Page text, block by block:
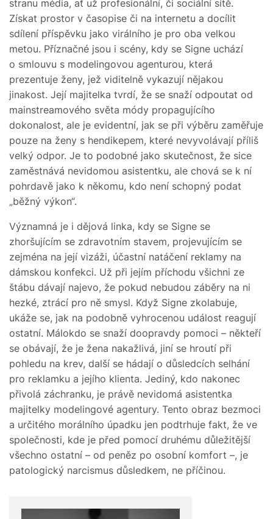
stranu média, ať už profesionální, či sociální sítě.
Získat prostor v časopise či na internetu a docílit
sdílení příspěvku jako virálního je pro oba velkou
metou. Příznačné jsou i scény, kdy se Signe uchází
o smlouvu s modelingovou agenturou, která
prezentuje ženy, jež viditelně vykazují nějakou
jinakost. Její majitelka tvrdí, že se snaží odpoutat od
mainstreamového světa módy propagujícího
dokonalost, ale je evidentní, jak se při výběru zaměřuje
pouze na ženy s hendikepem, které nevyvolávají příliš
velký odpor. Je to podobné jako skutečnost, že sice
zaměstnává nevidomou asistentku, ale chová se k ní
pohrdavě jako k někomu, kdo není schopný podat
„běžný výkon“.
Významná je i dějová linka, kdy se Signe se
zhoršujícím se zdravotním stavem, projevujícím se
zejména na její vizáži, účastní natáčení reklamy na
dámskou konfekci. Už při jejím příchodu všichni ze
štábu dávají najevo, že pokud nebudou záběry na ni
hezké, ztrácí pro ně smysl. Když Signe zkolabuje,
ukáže se, jak na podobně vyhrocenou událost reagují
ostatní. Málokdo se snaží doopravdy pomoci – někteří
se obávají, že je žena nakažlivá, jiní se hroutí při
pohledu na krev, další se hádají o důsledcích selhání
pro reklamku a jejího klienta. Jediný, kdo nakonec
přivolá záchranku, je právě nevidomá asistentka
majitelky modelingové agentury. Tento obraz bezmoci
a určitého morálního úpadku jen podtrhuje fakt, že ve
společnosti, kde je před pomocí druhému důležitější
všechno ostatní – od peněz po osobní komfort –, je
patologický narcismus důsledkem, ne příčinou.